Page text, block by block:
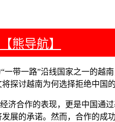
熊导航】
带一路”沿线国家之一的越
讨越南为何选择拒绝中国
合作的表现，更是中国通
展的承诺。然而，合作的成